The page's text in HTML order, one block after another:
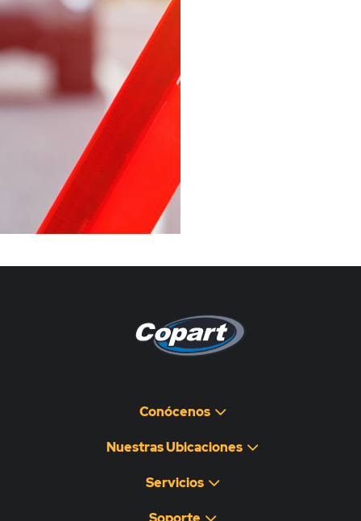
disponível
このページは現在利用できま
せん
Pagina non disponibile
هذه الصفحة غير متوفرة
Conócenos
Nuestras Ubicaciones
Servicios